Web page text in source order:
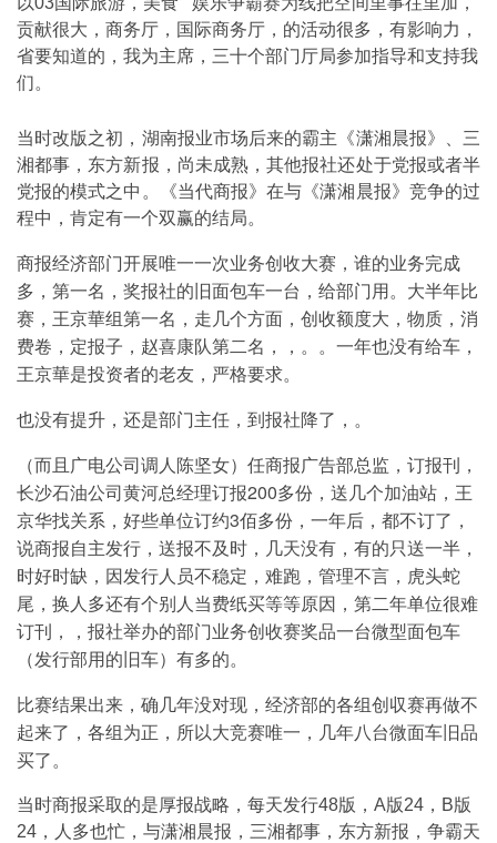
贡献很大，商务厅，国际商务厅，的活动很多，有影响力，
省要知道的，我为主席，三十个部门厅局参加指导和支持我
们。
当时改版之初，湖南报业市场后来的霸主《潇湘晨报》、三
湘都事，东方新报，尚未成熟，其他报社还处于党报或者半
党报的模式之中。《当代商报》在与《潇湘晨报》竞争的过
程中，肯定有一个双赢的结局。
商报经济部门开展唯一一次业务创收大赛，谁的业务完成
多，第一名，奖报社的旧面包车一台，给部门用。大半年比
赛，王京華组第一名，走几个方面，创收额度大，物质，消
费卷，定报子，赵喜康队第二名，，。。一年也没有给车，
王京華是投资者的老友，严格要求。
也没有提升，还是部门主任，到报社降了，。
（而且广电公司调人陈坚女）任商报广告部总监，订报刊，
长沙石油公司黄河总经理订报200多份，送几个加油站，王
京华找关系，好些单位订约3佰多份，一年后，都不订了，
说商报自主发行，送报不及时，几天没有，有的只送一半，
时好时缺，因发行人员不稳定，难跑，管理不言，虎头蛇
尾，换人多还有个别人当费纸买等等原因，第二年单位很难
订刊，，报社举办的部门业务创收赛奖品一台微型面包车
（发行部用的旧车）有多的。
比赛结果出来，确几年没对现，经济部的各组创収赛再做不
起来了，各组为正，所以大竞赛唯一，几年八台微面车旧品
买了。
当时商报采取的是厚报战略，每天发行48版，A版24，B版
24，人多也忙，与潇湘晨报，三湘都事，东方新报，争霸天